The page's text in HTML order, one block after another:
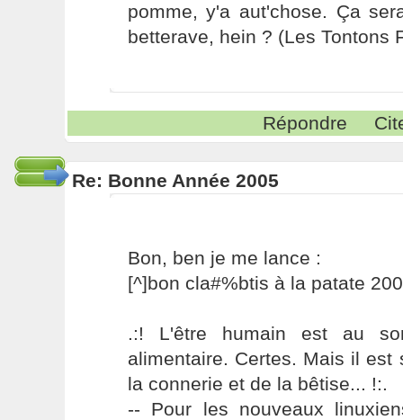
pomme, y'a aut'chose. Ça
betterave, hein ? (Les Tontons
Répondre
Re: Bonne Année 2005
Bon, ben je me lance :
[^]bon cla#%btis à la patate
.:! L'être humain est au
alimentaire. Certes. Mais il est
la connerie et de la bêtise... !:.
-- Pour les nouveaux